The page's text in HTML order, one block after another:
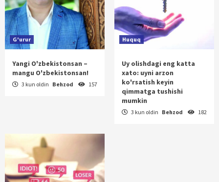
G'urur
Yangi O'zbekistonsan –
mangu O'zbekistonsan!
3 kun oldin Behzod 157
Huquq
Uy olishdagi eng katta
xato: uyni arzon
ko'rsatish keyin
qimmatga tushishi
mumkin
3 kun oldin Behzod 182